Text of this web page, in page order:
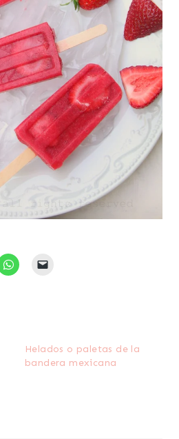
Helados o paletas de la
bandera mexicana